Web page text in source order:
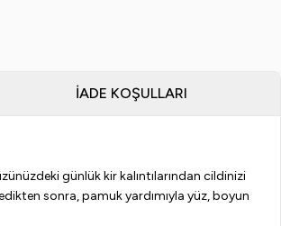
İADE KOŞULLARI
günlük kir kalıntılarından cildinizi
sonra, pamuk yardımıyla yüz, boyun